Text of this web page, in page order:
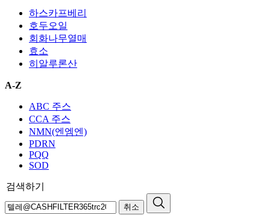
하스카프베리
호두오일
회화나무열매
효소
히알루론산
A-Z
ABC 주스
CCA 주스
NMN(엔엠엔)
PDRN
PQQ
SOD
검색하기
취소